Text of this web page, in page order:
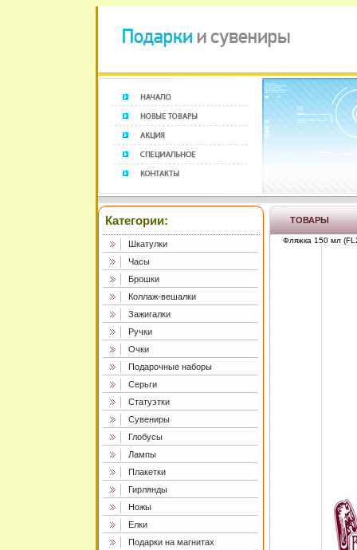
Категории:
Шкатулки
Часы
Брошки
Коллаж-вешалки
Зажигалки
Ручки
Очки
Подарочные наборы
Серьги
Статуэтки
Сувениры
Глобусы
Лампы
Плакетки
Гирлянды
Ножы
Елки
Подарки на магнитах
ТОВАРЫ
Фляжка 150 мл